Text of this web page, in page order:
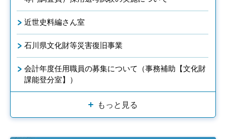
近世史料編さん室
石川県文化財等災害復旧事業
会計年度任用職員の募集について（事務補助【文化財
課能登分室】）
もっと見る